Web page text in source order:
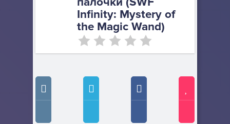
Infinity: Mystery of
the Magic Wand)